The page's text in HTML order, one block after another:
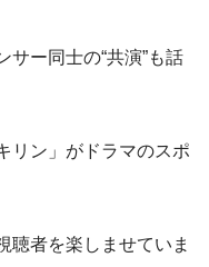
ー同士の“共演”も話
リン」がドラマのスポ
聴者を楽しませていま